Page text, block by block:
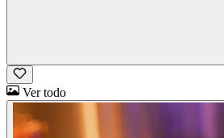
Ver todo